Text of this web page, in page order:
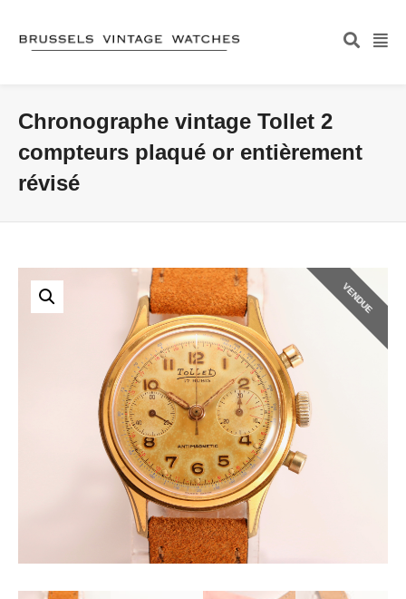
Chronographe vintage Tollet 2
compteurs plaqué or entièrement
révisé
VENDUE